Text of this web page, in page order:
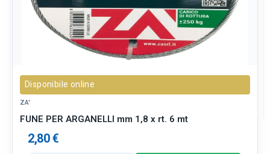
Disponibile online
ZA'
FUNE PER ARGANELLI mm 1,8 x rt. 6 mt
2,80 €